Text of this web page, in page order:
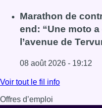
Lire l'article Au
Marathon de
end: “Une moto
l’avenue de
08 août 2026 - 19:12
Lire l'article Marathon
Voir tout le fil info
Offres d’emploi